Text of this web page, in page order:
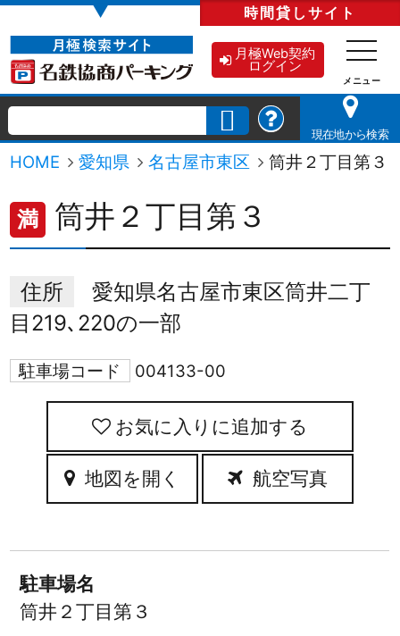
▼ 時間貸しサイト
月極Web契約
ログイン
現在地から検索
HOME 愛知県 名古屋市東区 筒井２丁目第３
満 筒井２丁目第３
住所
愛知県名古屋市東区筒井二丁
目219､220の一部
駐車場コード 004133-00
お気に入りに追加
地図を開く 航空写真
駐車場名
筒井２丁目第３